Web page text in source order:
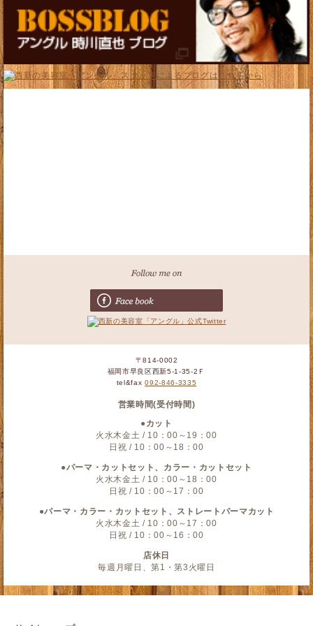
〒814-0002
福岡市早良区西新5-1-35-2Ｆ
tel&fax092-846-3335
営業時間(受付時間)
●カット
火水木金土 / 10：00～19：00
日祝 / 10：00～18：00
●パーマ・カットセット、カラー・カットセット
火水木金土 / 10：00～18：00
日祝 / 10：00～17：00
●パーマ・カラー・カットセット、ストレートパーマカット
火水木金土 / 10：00～17：00
日祝 / 10：00～16：00
店休日
毎週月曜日、第1・第3火曜日